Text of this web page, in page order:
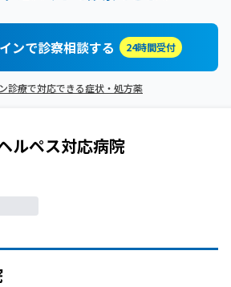
ンで診察相談する 24時間受付
診療で対応できる症状・処方薬
ルペス対応病院